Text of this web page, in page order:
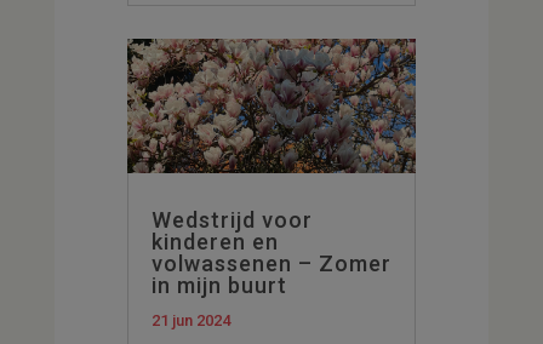
Wedstrijd voor
kinderen en
volwassenen – Zomer
in mijn buurt
21 jun 2024